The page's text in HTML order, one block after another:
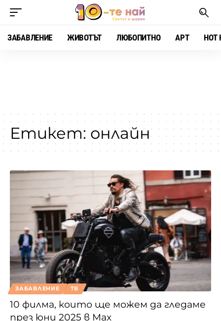
ЗАБАВЛЕНИЕ ЖИВОТЪТ ЛЮБОПИТНО АРТ HOT
Етикет: онлайн
ЗАБАВЛЕНИЕ ТВ
10 филма, които ще можем да гледаме
през юни 2025 в Max